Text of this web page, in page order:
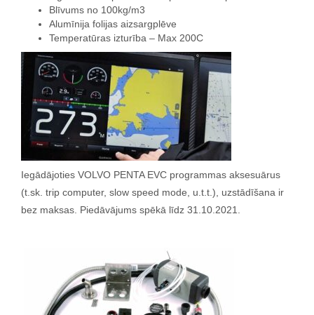
Blīvums no 100kg/m3
Alumīnija folijas aizsargplēve
Temperatūras izturība – Max 200C
Iegādājoties VOLVO PENTA EVC programmas aksesuārus
(t.sk. trip computer, slow speed mode, u.t.t.), uzstādīšana ir
bez maksas. Piedāvājums spēkā līdz 31.10.2021.